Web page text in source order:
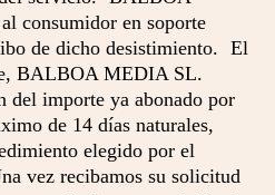
consumidor en soporte
de dicho desistimiento. El
BALBOA MEDIA SL.
del importe ya abonado por
de 14 días naturales,
elegido por el
vez recibamos su solicitud